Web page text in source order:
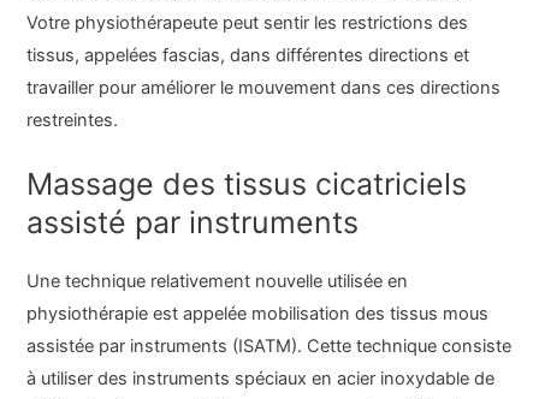
Votre physiothérapeute peut sentir les restrictions des
tissus, appelées fascias, dans différentes directions et
travailler pour améliorer le mouvement dans ces directions
restreintes.
Massage des tissus cicatriciels
assisté par instruments
Une technique relativement nouvelle utilisée en
physiothérapie est appelée mobilisation des tissus mous
assistée par instruments (ISATM). Cette technique consiste
à utiliser des instruments spéciaux en acier inoxydable de